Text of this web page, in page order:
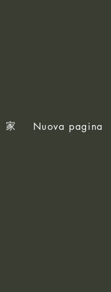
家 Nuova pagina